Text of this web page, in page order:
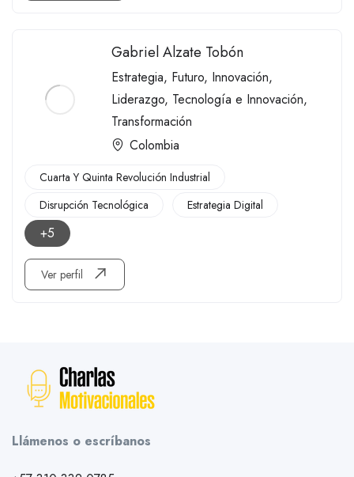
Gabriel Alzate Tobón
Estrategia, Futuro, Innovación,
Liderazgo, Tecnología e Innovación,
Transformación
Colombia
Cuarta Y Quinta Revolución Industrial
Disrupción Tecnológica
Estrategia Digital
+5
Ver perfil
Llámenos o escríbanos